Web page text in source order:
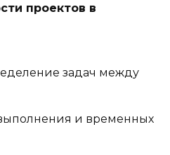
проектов в
задач между
и временных